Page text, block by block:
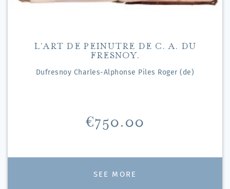
L'ART DE PEINUTRE DE C. A. DU
FRESNOY.
Dufresnoy Charles-Alphonse Piles Roger (de)
Price
€750.00
SEE MORE